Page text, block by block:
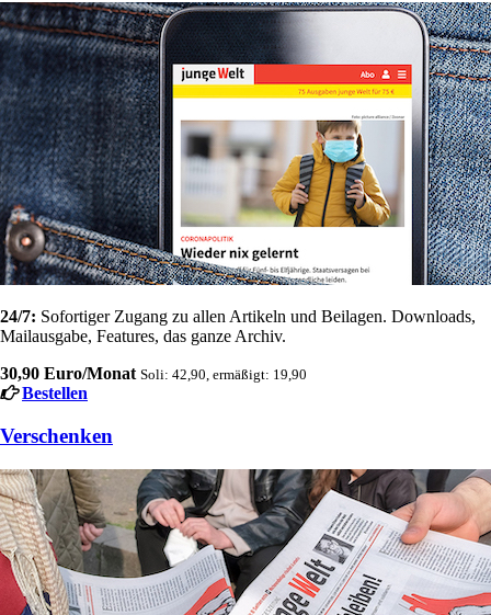
24/7: Sofortiger Zugang zu allen Artikeln und Beilagen. Downloads,
Mailausgabe, Features, das ganze Archiv.
30,90 Euro/Monat Soli: 42,90, ermäßigt: 19,90
Bestellen
Verschenken